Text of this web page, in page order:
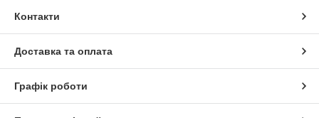
Контакти
Доставка та оплата
Графік роботи